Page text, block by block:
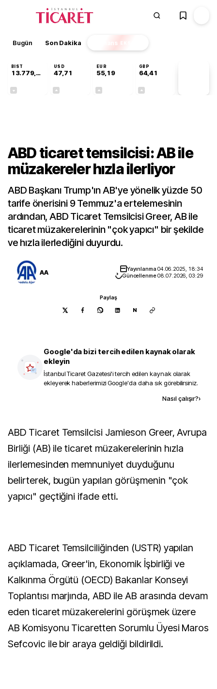
Bugün Son Dakika Finans EKSTRA
BIST
13.779,39
USD
47,71
EUR
55,19
GBP
64,41
ABD ticaret temsilcisi: AB ile
müzakereler hızla ilerliyor
ABD Başkanı Trump'ın AB'ye yönelik yüzde 50
tarife önerisini 9 Temmuz'a ertelemesinin
ardından, ABD Ticaret Temsilcisi Greer, AB ile
ticaret müzakerelerinin "çok yapıcı" bir şekilde
ve hızla ilerlediğini duyurdu.
AA Yayınlanma04.06.2025, 18:34
Güncellenme08.07.2026, 03:29
Paylaş
N
Google'da bizi tercih edilen kaynak olarak
ekleyin
İstanbul Ticaret Gazetesi'i tercih edilen kaynak olarak
ekleyerek haberlerimizi Google'da daha sık görebilirsiniz.
Nasıl çalışır?›
ABD Ticaret Temsilcisi Jamieson Greer, Avrupa
Birliği (AB) ile ticaret müzakerelerinin hızla
ilerlemesinden memnuniyet duyduğunu
belirterek, bugün yapılan görüşmenin "çok
yapıcı" geçtiğini ifade etti.
ABD Ticaret Temsilciliğinden (USTR) yapılan
açıklamada, Greer'in, Ekonomik İşbirliği ve
Kalkınma Örgütü (OECD) Bakanlar Konseyi
Toplantısı marjında, ABD ile AB arasında devam
eden ticaret müzakerelerini görüşmek üzere
AB Komisyonu Ticaretten Sorumlu Üyesi Maros
Sefcovic ile bir araya geldiği bildirildi.